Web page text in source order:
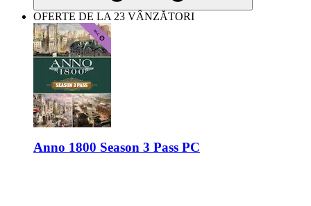
OFERTE DE LA 23 VÂNZĂTORI
Anno 1800 Season 3 Pass PC